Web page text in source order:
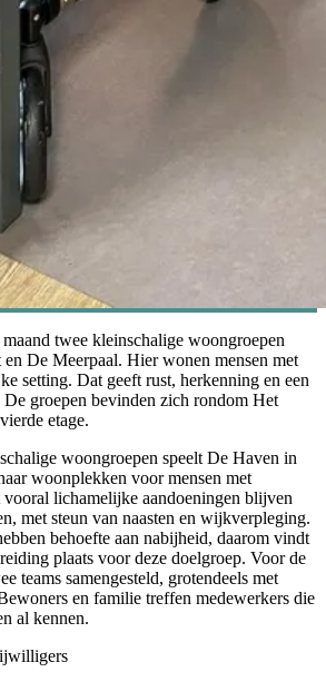
twee kleinschalige woongroepen
De Meerpaal. Hier wonen mensen met
setting. Dat geeft rust, herkenning en een
groepen bevinden zich rondom Het
etage.
woongroepen speelt De Haven in
woonplekken voor mensen met
vooral lichamelijke aandoeningen blijven
met steun van naasten en wijkverpleging.
behoefte aan nabijheid, daarom vindt
plaats voor deze doelgroep. Voor de
teams samengesteld, grotendeels met
en familie treffen medewerkers die
al kennen.